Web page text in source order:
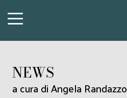
NEWS
a cura di Angela Randazzo